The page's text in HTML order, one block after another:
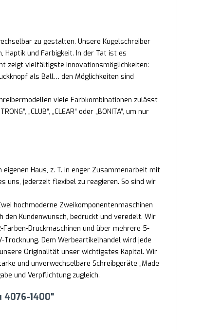
zu gestalten. Unsere Kugelschreiber
Haptik und Farbigkeit. In der Tat ist es
zeigt vielfältigste Innovationsmöglichkeiten:
als Ball… den Möglichkeiten sind
viele Farbkombinationen zulässt
„CLUB“, „CLEAR“ oder „BONITA“, um nur
Haus, z. T. in enger Zusammenarbeit mit
uns, jederzeit flexibel zu reagieren. So sind wir
hochmoderne Zweikomponentenmaschinen
Kundenwunsch, bedruckt und veredelt. Wir
Druckmaschinen und über mehrere 5-
Dem Werbeartikelhandel wird jede
Originalität unser wichtigstes Kapital. Wir
und unverwechselbare Schreibgeräte „Made
und Verpflichtung zugleich.
4076-1400"